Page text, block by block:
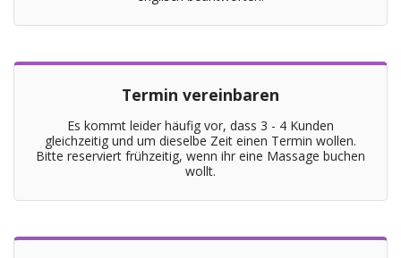
Termin vereinbaren
Es kommt leider häufig vor, dass 3 - 4 Kunden
gleichzeitig und um dieselbe Zeit einen Termin wollen.
Bitte reserviert frühzeitig, wenn ihr eine Massage buchen
wollt.